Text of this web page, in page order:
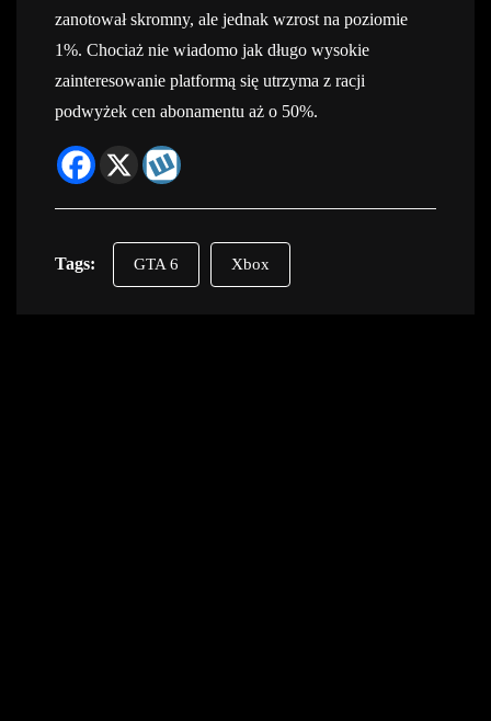
zanotował skromny, ale jednak wzrost na poziomie
1%. Chociaż nie wiadomo jak długo wysokie
zainteresowanie platformą się utrzyma z racji
podwyżek cen abonamentu aż o 50%.
Tags: GTA 6 Xbox